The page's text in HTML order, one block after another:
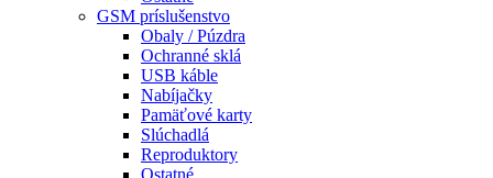
GSM príslušenstvo
Obaly / Púzdra
Ochranné sklá
USB káble
Nabíjačky
Pamäťové karty
Slúchadlá
Reproduktory
Ostatné